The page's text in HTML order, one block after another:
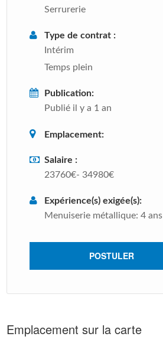
Serrurerie
Type de contrat :
Intérim
Temps plein
Publication:
Publié il y a 1 an
Emplacement:
Salaire :
23760€- 34980€
Expérience(s) exigée(s):
Menuiserie métallique: 4 ans
POSTULER
Emplacement sur la carte